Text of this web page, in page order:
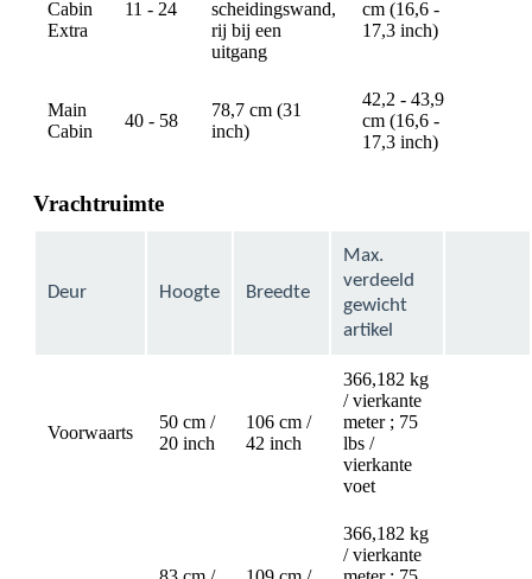
Cabin
Extra
11 - 24
scheidingswand,
rij bij een
uitgang
cm (16,6 -
17,3 inch)
Main
Cabin
40 - 58
78,7 cm (31
inch)
42,2 - 43,9
cm (16,6 -
17,3 inch)
Vrachtruimte
Deur Hoogte Breedte
Max.
verdeeld
gewicht
artikel
Voorwaarts
50 cm /
20 inch
106 cm /
42 inch
366,182 kg
/ vierkante
meter ; 75
lbs /
vierkante
voet
366,182 kg
/ vierkante